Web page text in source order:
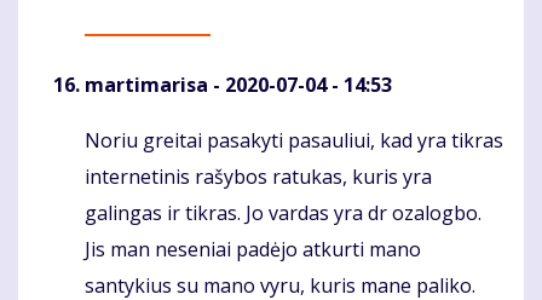
martimarisa - 2020-07-04 - 14:53
Komentaras
Noriu greitai pasakyti pasauliui, kad yra tikras
internetinis rašybos ratukas, kuris yra
galingas ir tikras. Jo vardas yra dr ozalogbo.
Jis man neseniai padėjo atkurti mano
santykius su mano vyru, kuris mane paliko.